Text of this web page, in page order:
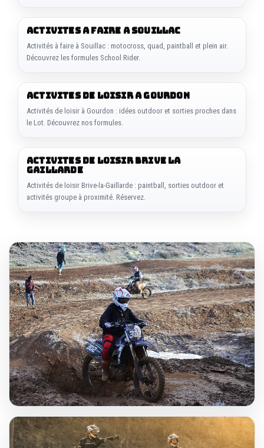
ACTIVITES A FAIRE A SOUILLAC
Activités à faire à Souillac : motocross, quad, paintball et plein air.
Découvrez les formules School Rider.
ACTIVITES DE LOISIR A GOURDON
Activités de loisir à Gourdon : idées outdoor et sorties proches dans
le Lot. Découvrez nos formules.
ACTIVITES DE LOISIR BRIVE LA
GAILLARDE
Activités de loisir Brive-la-Gaillarde : paintball, sorties outdoor et
activités groupe à proximité. Réservez.